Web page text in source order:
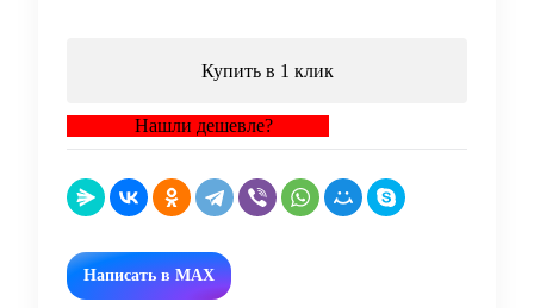
Купить в 1 клик
Нашли дешевле?
Написать в MAX